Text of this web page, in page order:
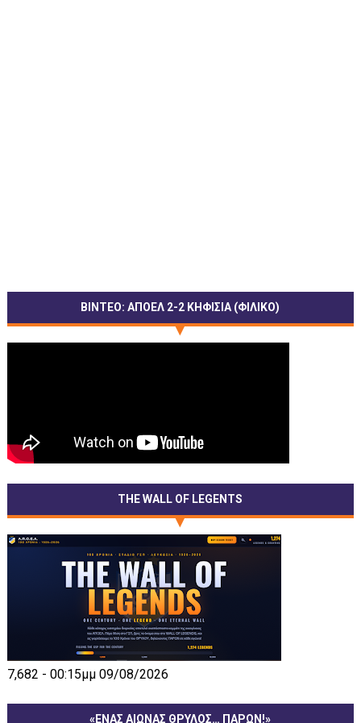
ΒΙΝΤΕΟ: ΑΠΟΕΛ 2-2 ΚΗΦΙΣΙΑ (ΦΙΛΙΚΟ)
THE WALL OF LEGENTS
7,682 - 00:15μμ 09/08/2026
«ΕΝΑΣ ΑΙΩΝΑΣ ΘΡΥΛΟΣ… ΠΑΡΩΝ!»